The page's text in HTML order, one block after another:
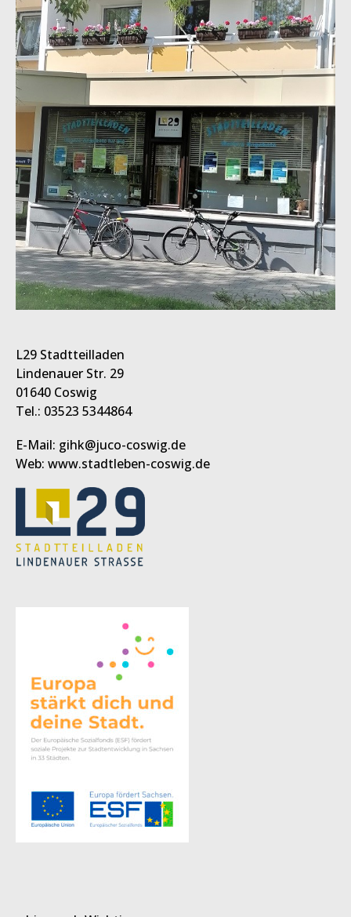
L29 Stadtteilladen
Lindenauer Str. 29
01640 Coswig
Tel.: 03523 5344864
E-Mail: gihk@juco-coswig.de
Web: www.stadtleben-coswig.de